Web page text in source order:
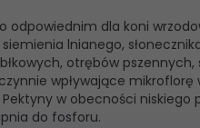
odpowiednim dla koni
lnianego,
otrębów
wpływające
w obecności niskiego
do fosforu.